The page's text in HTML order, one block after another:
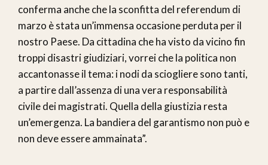
conferma anche che la sconfitta del referendum di
marzo è stata un’immensa occasione perduta per il
nostro Paese. Da cittadina che ha visto da vicino fin
troppi disastri giudiziari, vorrei che la politica non
accantonasse il tema: i nodi da sciogliere sono tanti,
a partire dall’assenza di una vera responsabilità
civile dei magistrati. Quella della giustizia resta
un’emergenza. La bandiera del garantismo non può e
non deve essere ammainata”.